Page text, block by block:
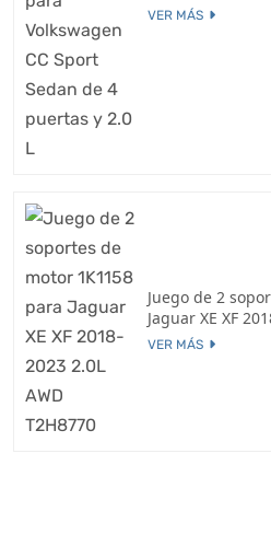
VER MÁS
Juego de 2
Jaguar XE XF
VER MÁS